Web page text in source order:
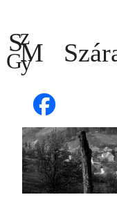
tartalomhoz